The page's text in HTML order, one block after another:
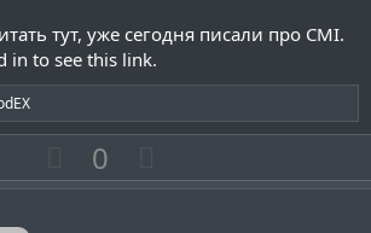
о
с
о
тут, уже сегодня писали про CMI.
in to see this link.
П
о
0
е